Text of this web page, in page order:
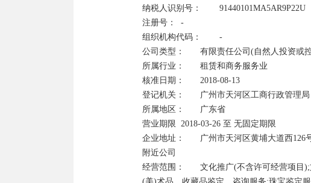
纳税人识别号：	91440101MA5AR9P22U
注册号：	-
组织机构代码：	-
公司类型：	有限责任公司(自然人投资或控股)
所属行业：	租赁和商务服务业
核准日期：	2018-08-13
登记机关：	广州市天河区工商行政管理局
所属地区：	广东省
营业期限	2018-03-26 至 无固定期限
企业地址：	广州市天河区黄埔大道西126号云来斯堡酒店(部位:7层703-04房)(仅限办公用途) 查看地图
附近公司
经营范围：	文化推广(不含许可经营项目);文化传播(不含许可经营项目);收藏品的修复、养护服务;艺